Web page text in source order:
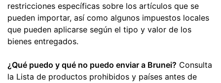
restricciones específicas sobre los artículos que se
pueden importar, así como algunos impuestos locales
que pueden aplicarse según el tipo y valor de los
bienes entregados.
¿Qué puedo y qué no puedo enviar a Brunei? Consulta
la Lista de productos prohibidos y países antes de